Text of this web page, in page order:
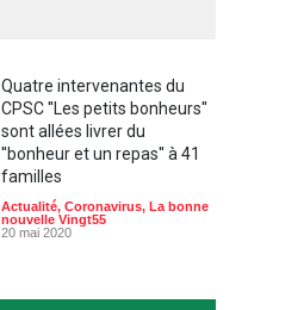
Quatre intervenantes du
CPSC ''Les petits bonheurs''
sont allées livrer du
''bonheur et un repas'' à 41
familles
Actualité, Coronavirus, La bonne
nouvelle Vingt55
20 mai 2020